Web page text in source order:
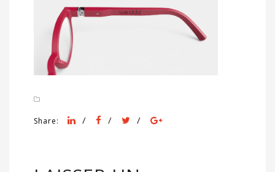
Share: / / /